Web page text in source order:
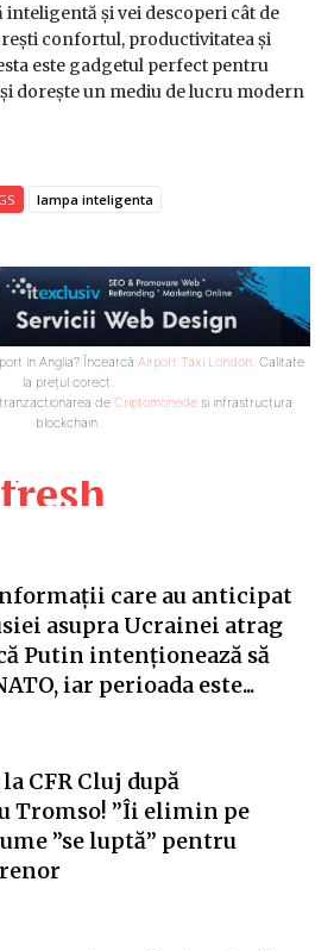
care au anticipat
asupra Ucrainei atrag
Putin intenționează să
iar perioada este...
CFR Cluj după
Tromso! ”Îi elimin pe
”se luptă” pentru
inteligentă și vei descoperi cât de
confortul, productivitatea și
este gadgetul perfect pentru
dorește un mediu de lucru modern
lampa inteligenta
in Anglia? Încearcă Airport Taxi London. Calitate
la prețul corect.
de Criptomonede si infrastructura
blockchain.